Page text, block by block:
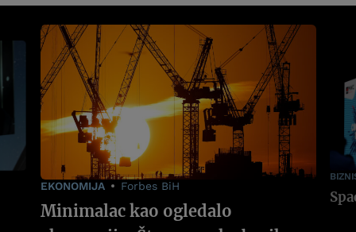
EKONOMIJA Forbes BiH
Minimalac kao ogledalo